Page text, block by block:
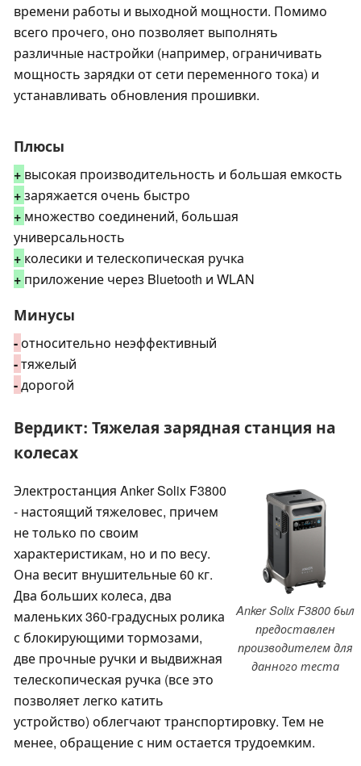
времени работы и выходной мощности. Помимо
всего прочего, оно позволяет выполнять
различные настройки (например, ограничивать
мощность зарядки от сети переменного тока) и
устанавливать обновления прошивки.
Плюсы
+ высокая производительность и большая емкость
+заряжается очень быстро
+ множество соединений, большая
универсальность
+ колесики и телескопическая ручка
+ приложение через Bluetooth и WLAN
Минусы
-относительно неэффективный
-тяжелый
-дорогой
Вердикт: Тяжелая зарядная станция на
колесах
Anker Solix F3800 был
предоставлен
производителем для
данного теста
Электростанция Anker Solix F3800
- настоящий тяжеловес, причем
не только по своим
характеристикам, но и по весу.
Она весит внушительные 60 кг.
Два больших колеса, два
маленьких 360-градусных ролика
с блокирующими тормозами,
две прочные ручки и выдвижная
телескопическая ручка (все это
позволяет легко катить
устройство) облегчают транспортировку. Тем не
менее, обращение с ним остается трудоемким.